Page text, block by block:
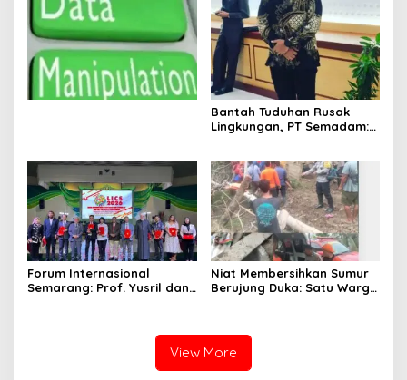
MBG Disalurkan ke Guru &
Pesantren
Dana BOS & Paket Makan
Bergizi
Bantah Tuduhan Rusak
Lingkungan, PT Semadam:
Tidak Bersalah
Forum Internasional
Semarang: Prof. Yusril dan
Lindungi Perempuan dan
Niat Membersihkan Sumur
Berujung Duka: Satu Warga
View More